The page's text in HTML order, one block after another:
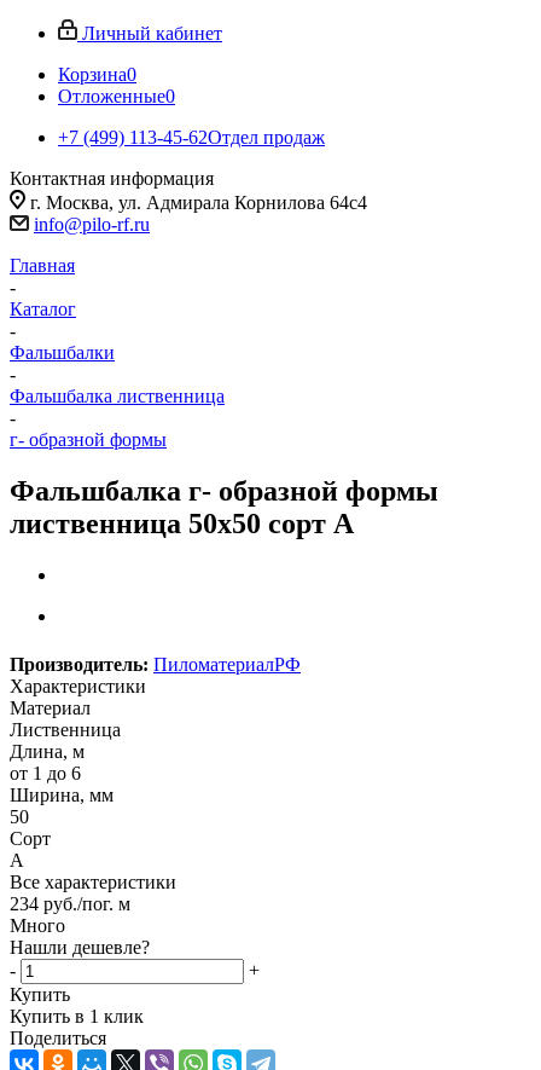
Личный кабинет
Корзина0
Отложенные0
+7 (499) 113-45-62Отдел продаж
Контактная информация
г. Москва, ул. Адмирала Корнилова 64с4
info@pilo-rf.ru
Главная
-
Каталог
-
Фальшбалки
-
Фальшбалка лиственница
-
г- образной формы
Фальшбалка г- образной формы
лиственница 50х50 сорт А
Производитель: ПиломатериалРФ
Характеристики
Материал
Лиственница
Длина, м
от 1 до 6
Ширина, мм
50
Сорт
А
Все характеристики
234 руб./пог. м
Много
Нашли дешевле?
-
+
Купить
Купить в 1 клик
Поделиться